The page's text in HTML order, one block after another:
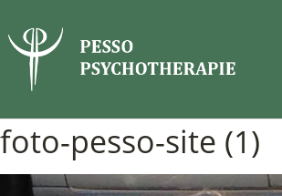
foto-pesso-site (1)